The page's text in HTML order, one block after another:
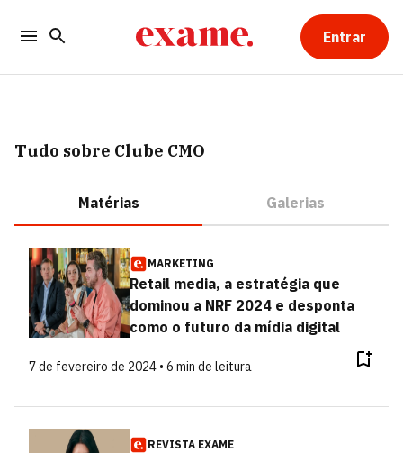
Entrar
Tudo sobre Clube CMO
Matérias Galerias
MARKETING
Retail media, a estratégia que
dominou a NRF 2024 e desponta
como o futuro da mídia digital
7 de fevereiro de 2024 • 6 min de leitura
REVISTA EXAME